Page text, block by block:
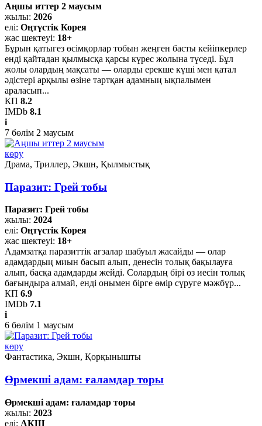
Аңшы иттер 2 маусым
жылы: 2026
елі: Оңтүстік Корея
жас шектеуі: 18+
Бұрын қатыгез өсімқорлар тобын жеңген басты кейіпкерлер
енді қайтадан қылмысқа қарсы күрес жолына түседі. Бұл
жолы олардың мақсаты — оларды ерекше күші мен қатал
әдістері арқылы өзіне тартқан адамның ықпалымен
араласып...
КП 8.2
IMDb 8.1
i
7 бөлім 2 маусым
көру
Драма, Триллер, Экшн, Қылмыстық
Паразит: Грей тобы
Паразит: Грей тобы
жылы: 2024
елі: Оңтүстік Корея
жас шектеуі: 18+
Адамзатқа паразиттік ағзалар шабуыл жасайды — олар
адамдардың миын басып алып, денесін толық бақылауға
алып, басқа адамдарды жейді. Солардың бірі өз иесін толық
бағындыра алмай, енді онымен бірге өмір сүруге мәжбүр...
КП 6.9
IMDb 7.1
i
6 бөлім 1 маусым
көру
Фантастика, Экшн, Қорқынышты
Өрмекші адам: ғаламдар торы
Өрмекші адам: ғаламдар торы
жылы: 2023
елі: АҚШ